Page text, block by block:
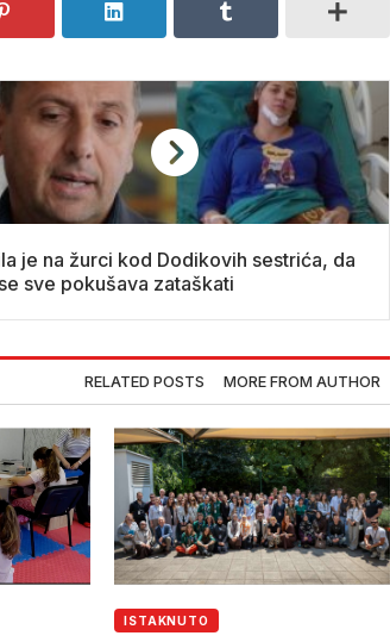
je na žurci kod Dodikovih sestrića, da
sve pokušava zataškati
RELATED POSTS MORE FROM AUTHOR
ISTAKNUTO